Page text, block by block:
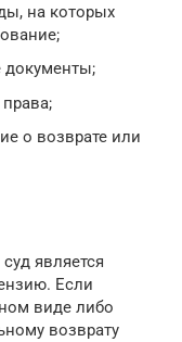
на которых
документы;
о возврате или
является
Если
виде либо
возврату